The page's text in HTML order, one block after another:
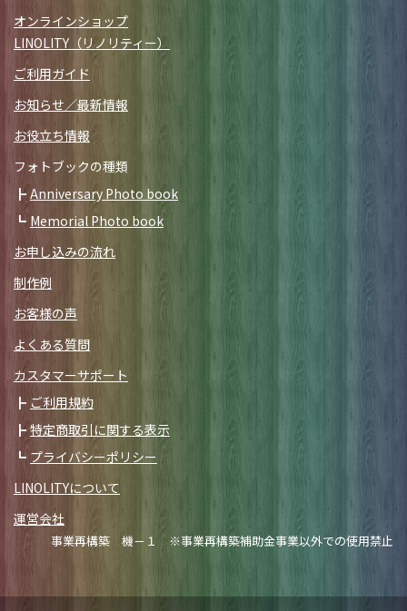
オンラインショップ
LINOLITY（リノリティー）
ご利用ガイド
お知らせ／最新情報
お役立ち情報
フォトブックの種類
Anniversary Photo book
Memorial Photo book
お申し込みの流れ
制作例
お客様の声
よくある質問
カスタマーサポート
ご利用規約
特定商取引に関する表示
プライバシーポリシー
LINOLITYについて
運営会社
事業再構築 機－１ ※事業再構築補助金事業以外での使用禁止